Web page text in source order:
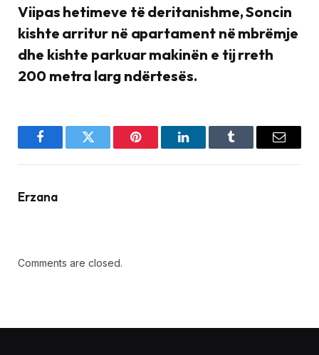
Viipas hetimeve të deritanishme, Soncin
kishte arritur në apartament në mbrëmje
dhe kishte parkuar makinën e tij rreth
200 metra larg ndërtesës.
FacebookTwitter Pinterest LinkedInTumblr Email
Erzana
Comments are closed.